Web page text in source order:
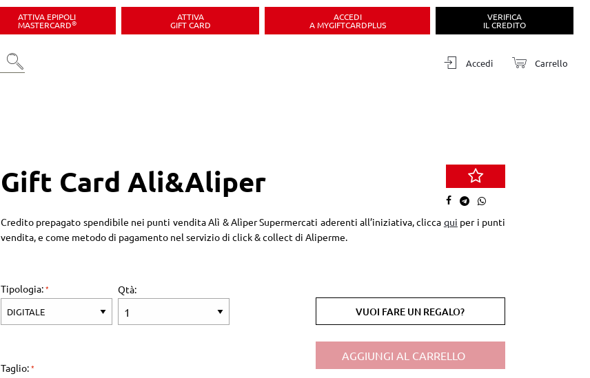
ATTIVA EPIPOLI
MASTERCARD®
ATTIVA
GIFT CARD
ACCEDI
A MYGIFTCARDPLUS
VERIFICA
IL CREDITO
Accedi Carrello
Gift Card Ali&Aliper
Credito prepagato spendibile nei punti vendita Alì & Alìper Supermercati aderenti all’iniziativa, clicca qui per i punti
vendita, e come metodo di pagamento nel servizio di click & collect di Aliperme.
Tipologia:
Taglio:
Qtà:
VUOI FARE UN REGALO?
AGGIUNGI AL CARRELLO